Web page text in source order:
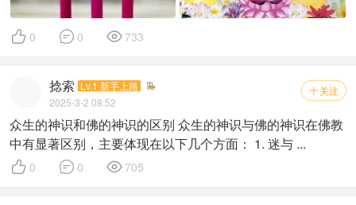
 0  0  733
 关注
捻索 Lv.1 新手上路
2025-3-2 08:52
众生的神识和佛的神识的区别 众生的神识与佛的神识在佛教
中有显著区别，主要体现在以下几个方面： 1. 迷与 ...
 0  0  705